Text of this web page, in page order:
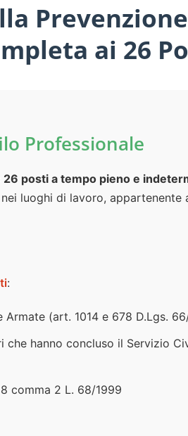
ai 26
Professionale
26 posti a tempo pieno e
luoghi di lavoro, appartenente
:
(art. 1014 e 678 D.Lgs.
hanno concluso il Servizio
comma 2 L. 68/1999